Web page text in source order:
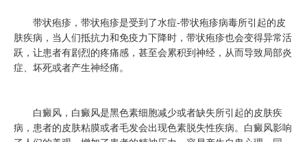
带状疱疹，带状疱疹是受到了水痘-带状疱疹病毒所引起的皮
肤疾病，当人们抵抗力和免疫力下降时，带状疱疹也会变得异常活
跃，让患者有剧烈的疼痛感，甚至会累积到神经，从而导致局部炎
症、坏死或者产生神经痛。
白癜风，白癜风是黑色素细胞减少或者缺失所引起的皮肤疾
病，患者的皮肤粘膜或者毛发会出现色素脱失性疾病。白癜风影响